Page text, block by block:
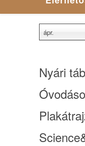
ápr.
Nyári